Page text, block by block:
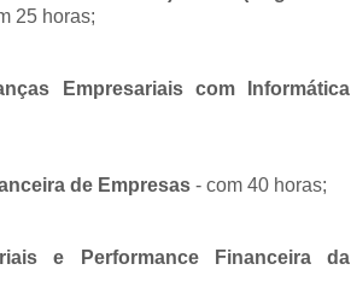
25 horas;
Empresariais com Informática
de Empresas - com 40 horas;
e Performance Financeira da